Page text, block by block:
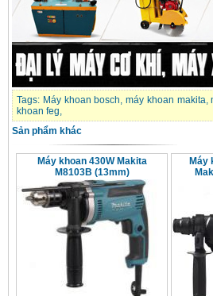
Tags: Máy khoan bosch, máy khoan makita,
khoan feg,
Sản phẩm khác
Máy khoan 430W Makita
M8103B (13mm)
Máy